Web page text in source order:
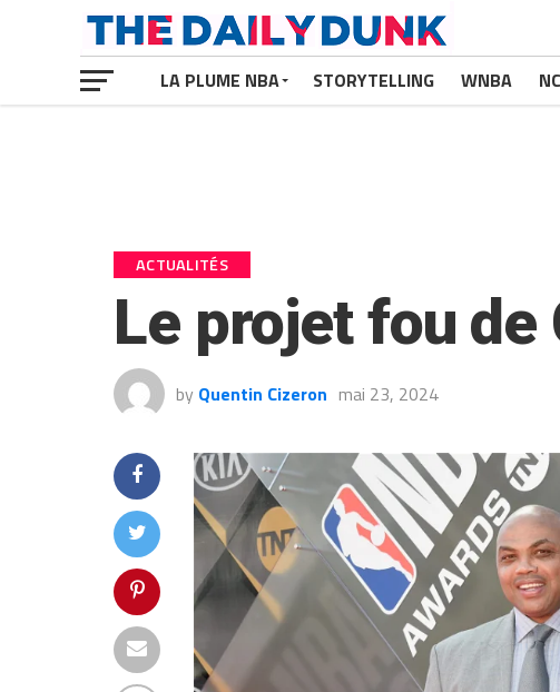
LA PLUME NBA STORYTELLING WNBA
ACTUALITÉS
Le projet fou
by Quentin Cizeron mai 23, 2024